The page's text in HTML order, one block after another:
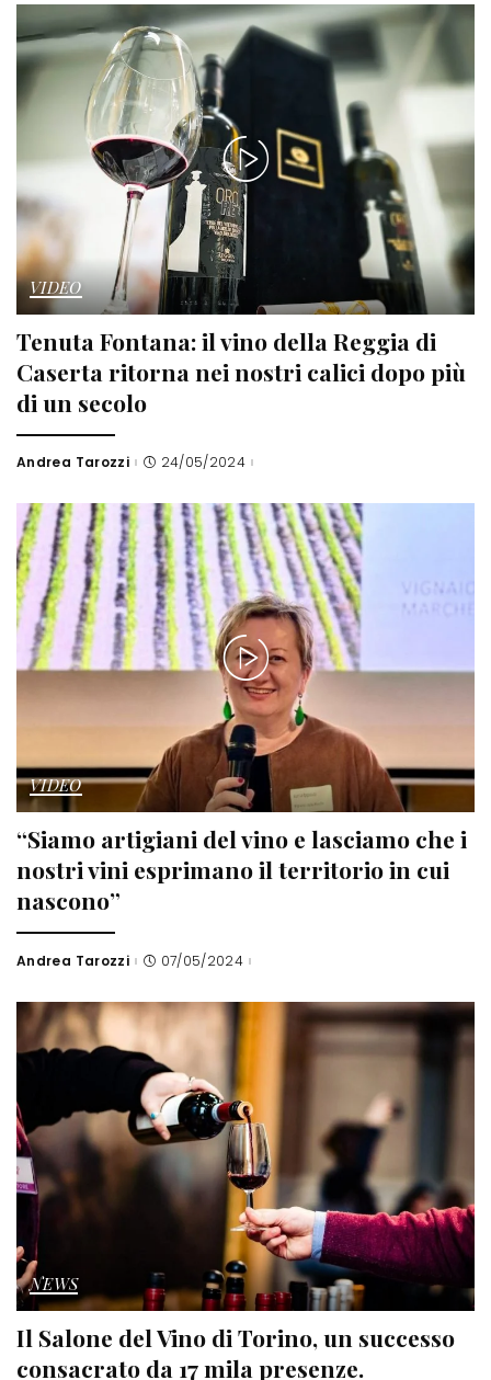
VIDEO
Tenuta Fontana: il vino della Reggia di
Caserta ritorna nei nostri calici dopo più
di un secolo
Posted
Andrea Tarozzi 24/05/2024
VIDEO
“Siamo artigiani del vino e lasciamo che i
nostri vini esprimano il territorio in cui
nascono”
Posted
Andrea Tarozzi 07/05/2024
NEWS
Il Salone del Vino di Torino, un successo
consacrato da 17 mila presenze.